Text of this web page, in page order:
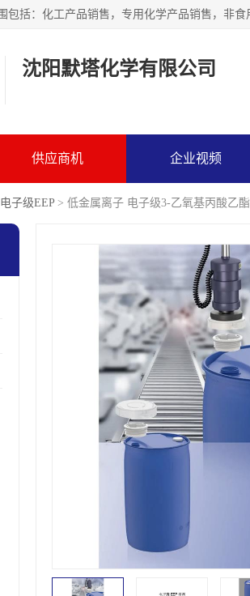
沈阳默塔化学有限公司
供应商机 企业视频
电子级EEP > 低金属离子 电子级3-乙氧基丙酸乙酯